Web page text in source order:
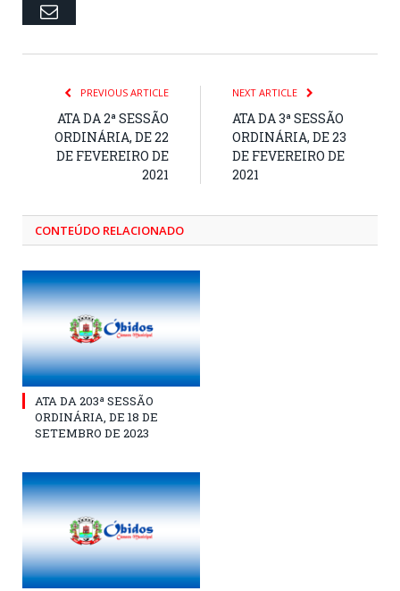
Email
PREVIOUS ARTICLE
ATA DA 2ª SESSÃO
ORDINÁRIA, DE 22
DE FEVEREIRO DE
2021
NEXT ARTICLE
ATA DA 3ª SESSÃO
ORDINÁRIA, DE 23
DE FEVEREIRO DE
2021
CONTEÚDO RELACIONADO
ATA DA 203ª SESSÃO
ORDINÁRIA, DE 18 DE
SETEMBRO DE 2023